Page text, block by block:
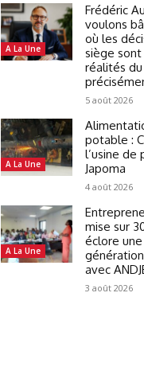
A La Une
Frédéric
voulons
où les
siège
réalités du
5 août 2026
A La Une
potable :
l’usine de
Japoma
4 août 2026
A La Une
mise sur
éclore
avec
3 août 2026